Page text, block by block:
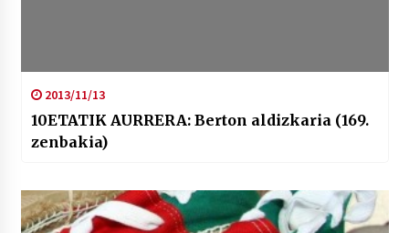
2013/11/13
10ETATIK AURRERA: Berton aldizkaria (169.
zenbakia)